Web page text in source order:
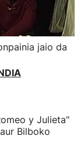
jaio da
y Julieta"
Bilboko